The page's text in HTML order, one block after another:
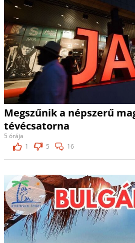
Megszűnik a népszerű
tévécsatorna
5 órája
1
5 16